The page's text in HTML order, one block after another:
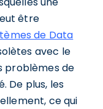
être
de Data
avec le
problèmes de
De plus, les
ce qui